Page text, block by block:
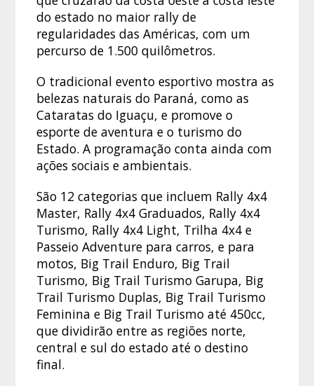
do estado no maior rally de
regularidades das Américas, com um
percurso de 1.500 quilômetros.
O tradicional evento esportivo mostra as
belezas naturais do Paraná, como as
Cataratas do Iguaçu, e promove o
esporte de aventura e o turismo do
Estado. A programação conta ainda com
ações sociais e ambientais.
São 12 categorias que incluem Rally 4x4
Master, Rally 4x4 Graduados, Rally 4x4
Turismo, Rally 4x4 Light, Trilha 4x4 e
Passeio Adventure para carros, e para
motos, Big Trail Enduro, Big Trail
Turismo, Big Trail Turismo Garupa, Big
Trail Turismo Duplas, Big Trail Turismo
Feminina e Big Trail Turismo até 450cc,
que dividirão entre as regiões norte,
central e sul do estado até o destino
final.